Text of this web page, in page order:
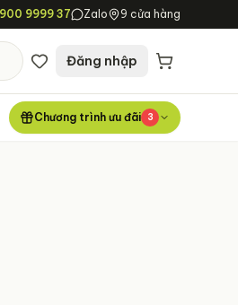
9999 37 Zalo 9 cửa hàng
Đăng nhập
Chương trình ưu đãi 3